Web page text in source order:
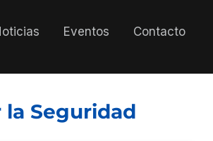
Eventos Contacto
Seguridad